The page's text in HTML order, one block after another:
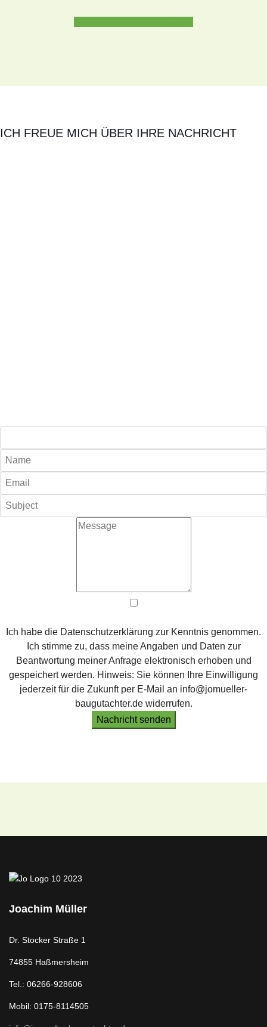
ICH FREUE MICH ÜBER IHRE NACHRICHT
Ich habe die Datenschutzerklärung zur Kenntnis genommen.
Ich stimme zu, dass meine Angaben und Daten zur
Beantwortung meiner Anfrage elektronisch erhoben und
gespeichert werden. Hinweis: Sie können Ihre Einwilligung
jederzeit für die Zukunft per E-Mail an info@jomueller-
baugutachter.de widerrufen.
Nachricht senden
Joachim Müller
Dr. Stocker Straße 1
74855 Haßmersheim
Tel.: 06266-928606
Mobil: 0175-8114505